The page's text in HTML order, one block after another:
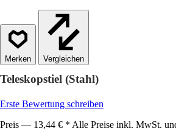
Vergleichen
Teleskopstiel (Stahl)
Erste Bewertung schreiben
Preis — 13,44 € * Alle Preise inkl. MwSt.